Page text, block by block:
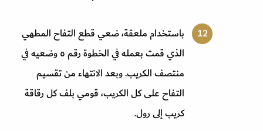
باستخدام ملعقة، ضعي قطع التفاح المطهي
الذي قمت بعمله في الخطوة رقم ٥ وضعيه في
منتصف الكريب. وبعد الانتهاء من تقسيم
التفاح على كل الكريب، قومي بلف كل رقاقة
كريب إلى رول.